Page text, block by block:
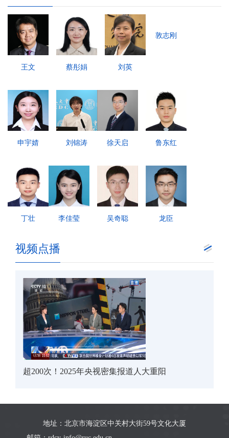
王文 蔡彤娟 刘英
敦志刚
申宇婧 刘锦涛 徐天启 鲁东红
丁壮 李佳莹 吴奇聪 龙臣
视频点播
超200次！2025年央视密集报道人大重阳
地址：北京市海淀区中关村大街59号文化大厦